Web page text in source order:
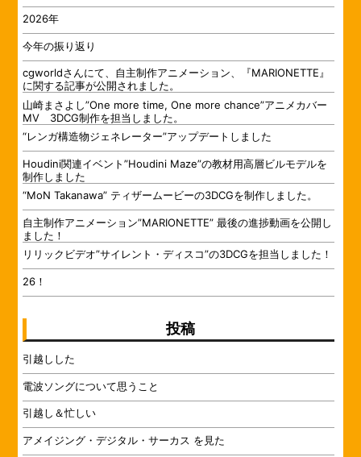
2026年
今年の振り返り
cgworldさんにて、自主制作アニメーション、『MARIONETTE』
に関する記事が公開されました。
山崎まさよし”One more time, One more chance”アニメカバー
MV 3DCG制作を担当しました。
“レンガ構造物ジェネレーター”アップデートしました
Houdini関連イベント”Houdini Maze”の教材用高層ビルモデルを
制作しました
“MoN Takanawa” ティザームービーの3DCGを制作しました。
自主制作アニメーション”MARIONETTE” 最後の進捗動画を公開し
ました！
リリックビデオ”サイレント・ディスコ”の3DCGを担当しました！
26！
投稿
引越しした
電波ソングについて思うこと
引越し＆忙しい
アメイジング・デジタル・サーカス を見た